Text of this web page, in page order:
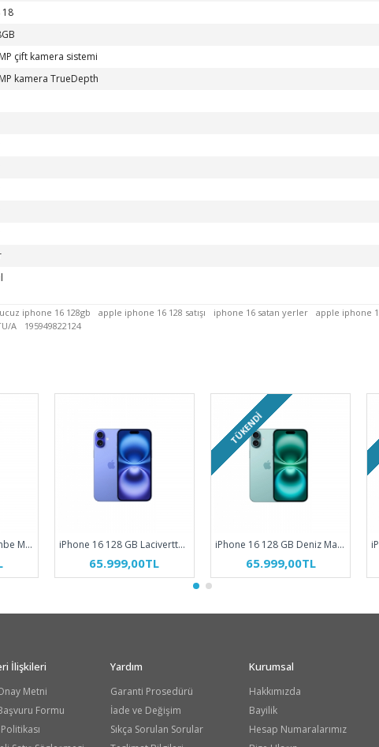
18
çift kamera sistemi
kamera TrueDepth
ucuz iphone 16 128gb apple iphone 16 128 satışı iphone 16 satan yerler apple iphone
A 195949822124
iPhone 16 128 GB Pembe MYEA3TU/A iPhone 16 128 GB Laciverttaş MYEC3TU/A
65.999,00TL
TÜKENDI
iPhone 16 128 GB Deniz Mavisi MYED3TU/A
65.999,00TL
İlişkileri
Metni
Formu
Yardım
Garanti Prosedürü
İade ve Değişim
Sıkça Sorulan Sorular
Kurumsal
Hakkımızda
Bayilik
Hesap Numaralarımız